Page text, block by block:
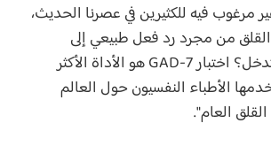
مرغوب فيه للكثيرين في عصرنا الحديث،
من مجرد رد فعل طبيعي إلى
اضطراب يحتاج لتدخل؟ اختبار GAD-7 هو الأداة الأكثر
الأطباء النفسيون حول العالم
العام".